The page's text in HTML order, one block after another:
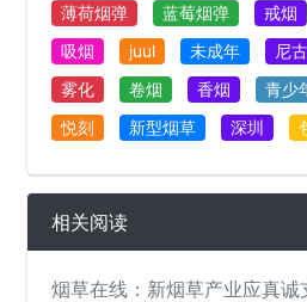
薄荷烟弹
蓝莓烟弹 戒烟
吸烟
juul 未成年 尼
雾化
卷烟 香烟 青少
悦刻
新型烟草 深圳
相关阅读
烟草在线：新烟草产业应真诚